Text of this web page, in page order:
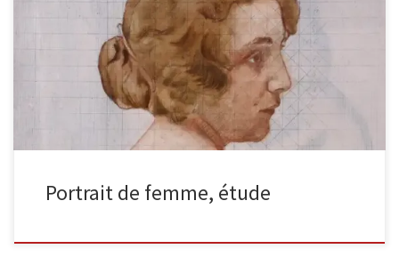
Portrait de femme, étude huile sur toile non signée (annotation
manuscrite au dos « Gaston La Touche »), 38 x 46 cm […]
Portrait de femme, étude